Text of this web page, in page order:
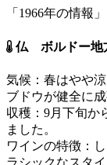
「1966年の情報
仏 ボルドー地
気候：春はやや
ブドウが健全に成
収穫：9月下旬か
ました。
ワインの特徴：
ラシックなスタ